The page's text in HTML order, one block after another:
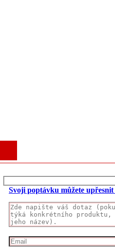
Svoji poptávku můžete